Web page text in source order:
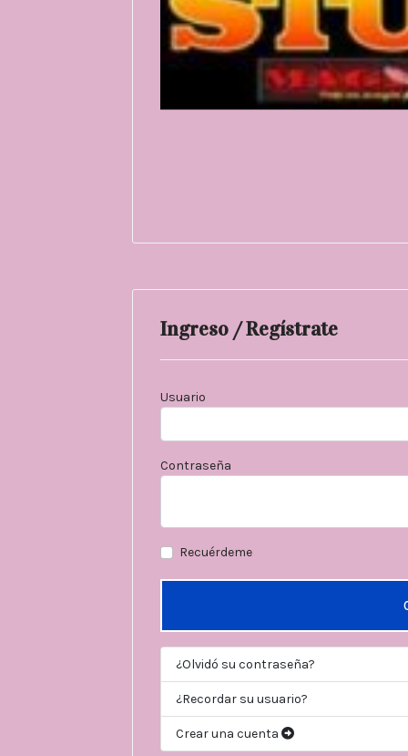
Ingreso / Regístrate
Usuario
Contraseña
Recuérdeme
¿Olvidó su contraseña?
¿Recordar su usuario?
Crear una cuenta